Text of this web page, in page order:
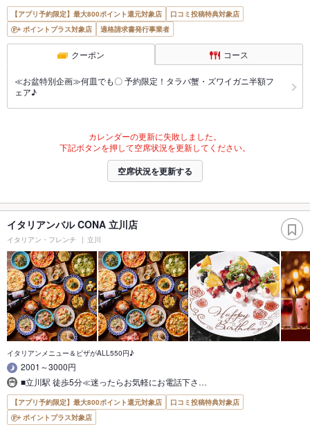
【アプリ予約限定】最大800ポイント還元対象店
口コミ投稿特典対象店
ポイントプラス対象店
適格請求書発行事業者
クーポン コース
≪お盆特別企画≫何皿でも〇 予約限定！タラバ蟹・ズワイガニ半額フ
ェア♪
カレンダーの更新に失敗しました。
下記ボタンを押して空席状況を更新してください。
空席状況を更新する
イタリアンバル CONA 立川店
イタリアン・フレンチ 立川
イタリアンメニュー＆ピザがALL550円♪
2001～3000円
■立川駅 徒歩5分≪迷ったらお気軽にお電話下さ…
【アプリ予約限定】最大800ポイント還元対象店
口コミ投稿特典対象店
ポイントプラス対象店